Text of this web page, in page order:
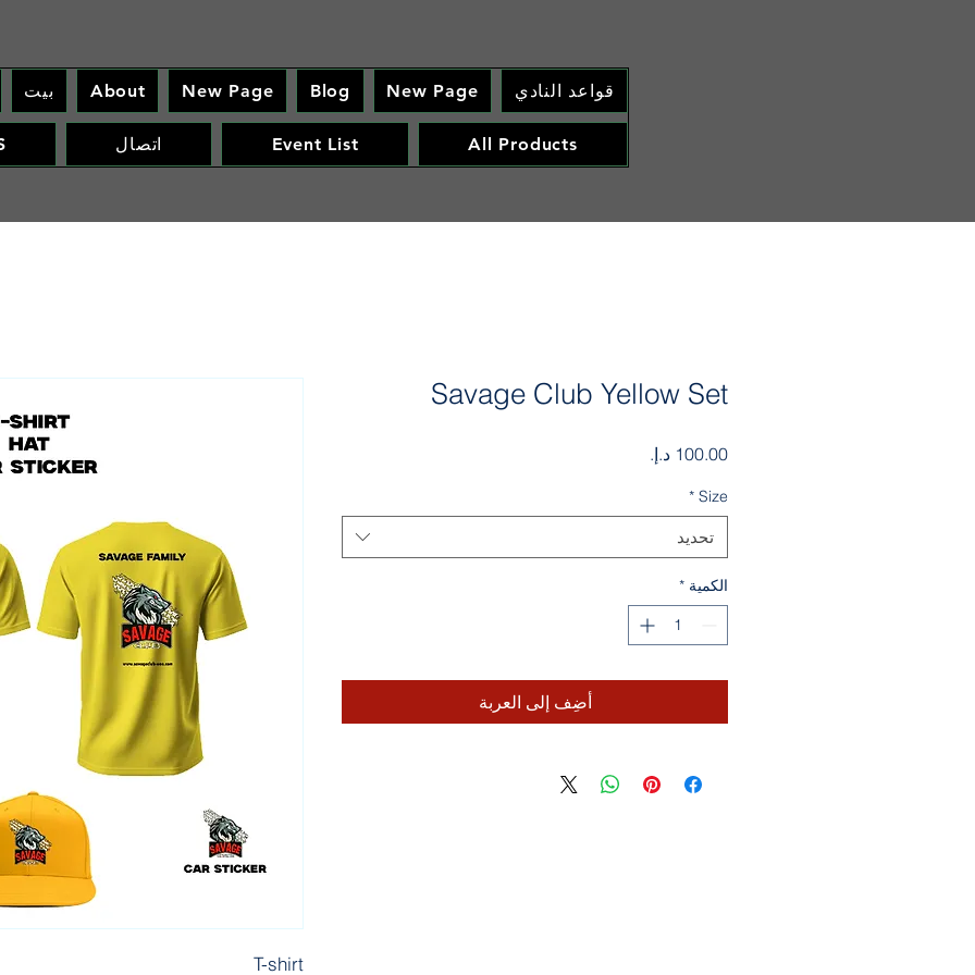
بيت About New Page Blog New Page قواعد النادي
اتصال Event List All Products
T-shirt
Savage Club Yellow Set
Size
*
تحديد
الكمية *
أضِف إلى العربة